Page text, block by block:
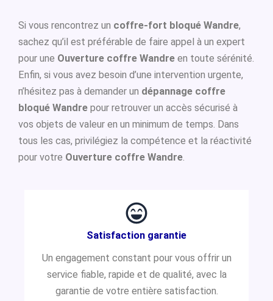
Si vous rencontrez un coffre-fort bloqué Wandre,
sachez qu’il est préférable de faire appel à un expert
pour une Ouverture coffre Wandre en toute sérénité.
Enfin, si vous avez besoin d’une intervention urgente,
n’hésitez pas à demander un dépannage coffre
bloqué Wandre pour retrouver un accès sécurisé à
vos objets de valeur en un minimum de temps. Dans
tous les cas, privilégiez la compétence et la réactivité
pour votre Ouverture coffre Wandre.
Satisfaction garantie
Un engagement constant pour vous offrir un
service fiable, rapide et de qualité, avec la
garantie de votre entière satisfaction.